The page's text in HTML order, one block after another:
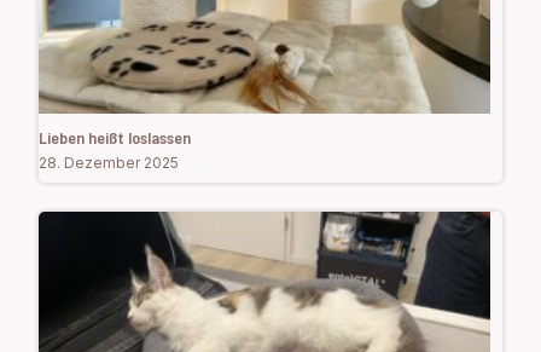
Lieben heißt loslassen
28. Dezember 2025